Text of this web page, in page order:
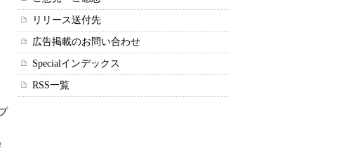
リリース送付先
広告掲載のお問い合わせ
Specialインデックス
RSS一覧